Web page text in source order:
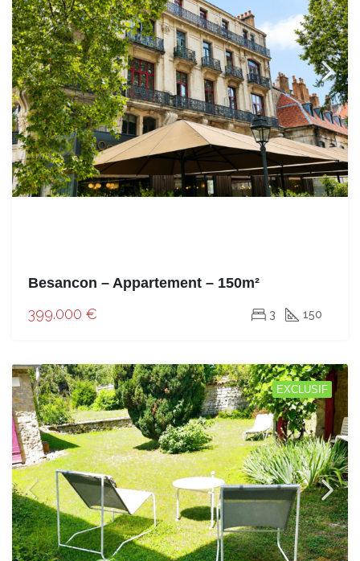
Besancon – Appartement – 150m²
399.000 € 3 150
EXCLUSIF